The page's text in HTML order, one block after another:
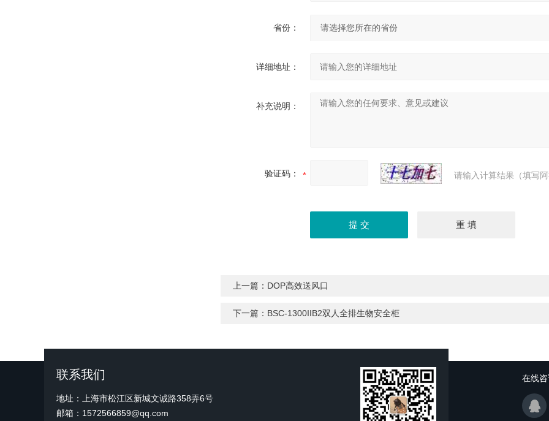
省份：
详细地址：
补充说明：
验证码： 请输入计算结果（填写
上一篇： DOP高效送风口
下一篇： BSC-1300IIB2双人全排生物安全柜
联系我们
地址：上海市松江区新城文诚路358弄6号
邮箱：1572566859@qq.com
在线